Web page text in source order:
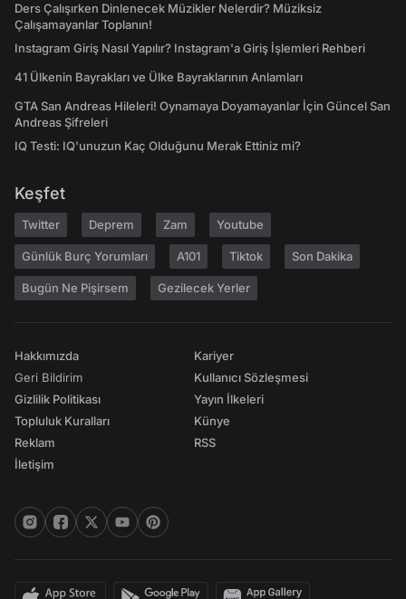
Ders Çalışırken Dinlenecek Müzikler Nelerdir? Müziksiz
Çalışamayanlar Toplanın!
Instagram Giriş Nasıl Yapılır? Instagram'a Giriş İşlemleri Rehberi
41 Ülkenin Bayrakları ve Ülke Bayraklarının Anlamları
GTA San Andreas Hileleri! Oynamaya Doyamayanlar İçin Güncel San
Andreas Şifreleri
IQ Testi: IQ'unuzun Kaç Olduğunu Merak Ettiniz mi?
Keşfet
Twitter Deprem Zam Youtube
Günlük Burç Yorumları A101 Tiktok Son Dakika
Bugün Ne Pişirsem Gezilecek Yerler
Hakkımızda
Geri Bildirim
Gizlilik Politikası
Topluluk Kuralları
Reklam
İletişim
Kariyer
Kullanıcı Sözleşmesi
Yayın İlkeleri
Künye
RSS